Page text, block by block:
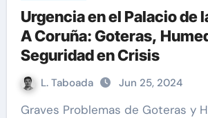
Urgencia en el Palacio de
A Coruña: Goteras,
Seguridad en Crisis
L. Taboada Jun 25, 2024
Graves Problemas de Goteras y Humedad El